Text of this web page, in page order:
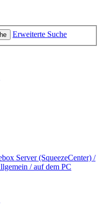
Erweiterte Suche
Server (SqueezeCenter) /
/ auf dem PC